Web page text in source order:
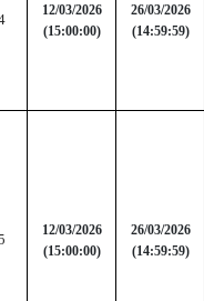
12/03/2026
(15:00:00)
26/03/2026
(14:59:59)
12/03/2026
(15:00:00)
26/03/2026
(14:59:59)